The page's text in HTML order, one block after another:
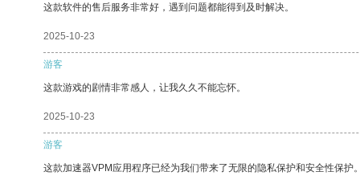
这款软件的售后服务非常好，遇到问题都能得到及时解决。
2025-10-23
游客
这款游戏的剧情非常感人，让我久久不能忘怀。
2025-10-23
游客
这款加速器VPM应用程序已经为我们带来了无限的隐私保护和安全性保护